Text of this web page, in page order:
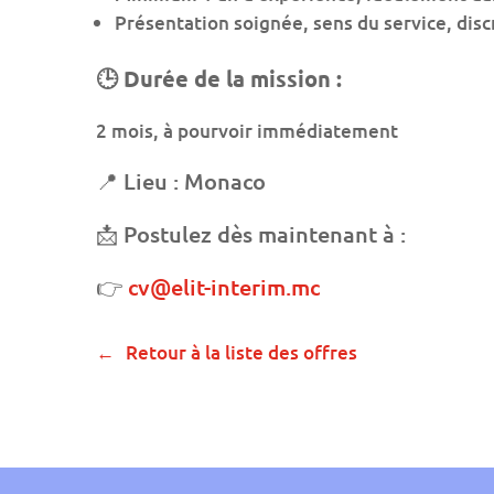
Présentation soignée, sens du service,
🕒 Durée de la mission :
2 mois, à pourvoir immédiatement
📍 Lieu : Monaco
📩 Postulez dès maintenant à :
👉 cv@elit-interim.mc
Retour à la liste des offres